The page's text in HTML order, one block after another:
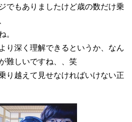
でもありましたけど歳の数だけ乗
り深く理解できるというか、なん
難しいですね、、笑
り越えて見せなければいけない正